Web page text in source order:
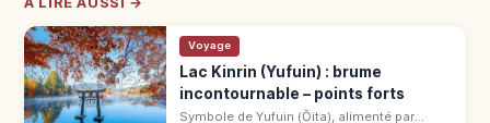
Voyage
Lac Kinrin (Yufuin) : brume
incontournable – points forts
Symbole de Yufuin (Ōita), alimenté par